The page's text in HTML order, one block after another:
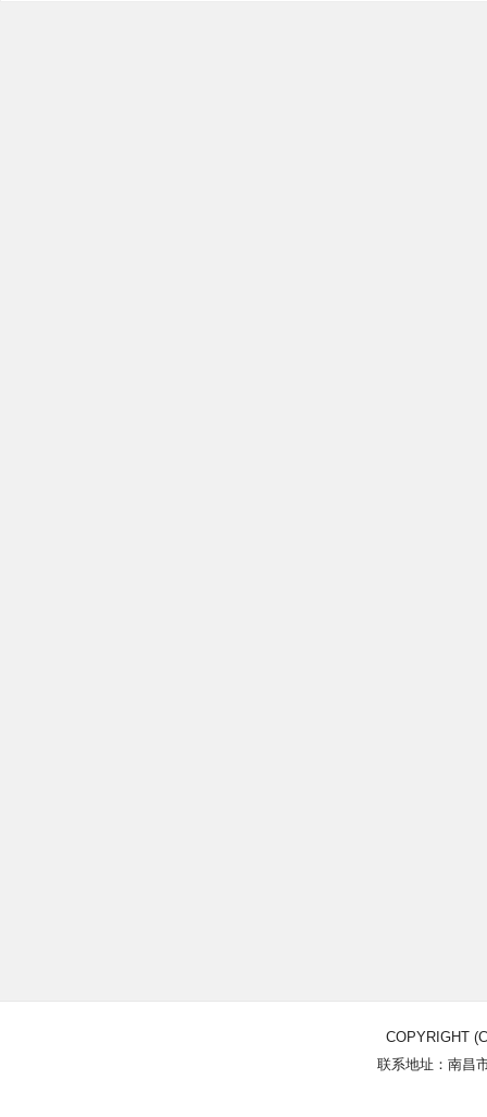
COPYRIGHT
联系地址：南昌